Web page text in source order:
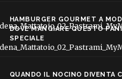
HAMBURGER GOURMET A
DOVE MANGIARE QUESTO
SPECIALE
QUANDO IL NOCINO DIVENTA